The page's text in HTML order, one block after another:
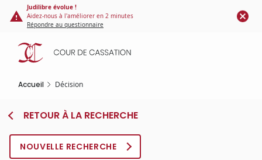
Panneau de gestion des cookies
contenu
principal
Judilibre évolue !
Aidez-nous à l'améliorer en 2 minutes
Répondre au questionnaire
Accueil Décision
RETOUR À LA RECHERCHE
NOUVELLE RECHERCHE